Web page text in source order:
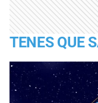
TENES QUE